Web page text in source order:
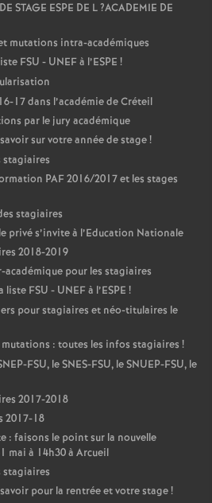
DE STAGE ESPE DE L?ACADEMIE DE
mutations intra-académiques
FSU - UNEFà l’ESPE !
17 dans l’académie de Créteil
par le jury académique
sur votre année de stage!
PAF2016/2017 et les stages
stagiaires
privé s’invite à l’Education Nationale
2018-2019
pour les stagiaires
liste FSU - UNEFà l’ESPE !
pour stagiaires et néo-titulaires le
: toutes les infos stagiaires !
-FSU, leSNES-FSU, leSNUEP-FSU, le
2017-2018
2017-18
: faisons le point sur la nouvelle
mai à 14h30 à Arcueil
pour la rentrée et votre stage!